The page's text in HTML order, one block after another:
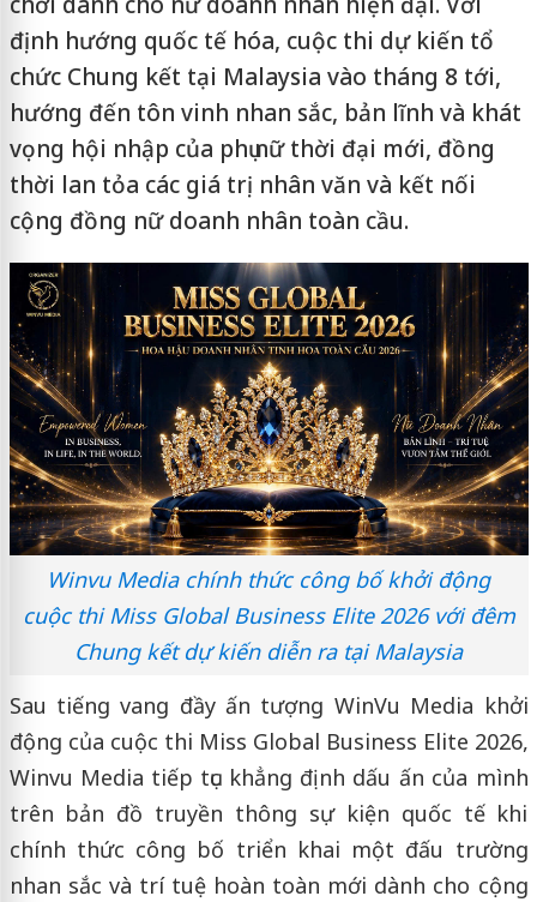
định hướng quốc tế hóa, cuộc thi dự kiến tổ
chức Chung kết tại Malaysia vào tháng 8 tới,
hướng đến tôn vinh nhan sắc, bản lĩnh và khát
vọng hội nhập của phụ nữ thời đại mới, đồng
thời lan tỏa các giá trị nhân văn và kết nối
cộng đồng nữ doanh nhân toàn cầu.
Winvu Media chính thức công bố khởi động
cuộc thi Miss Global Business Elite 2026 với đêm
Chung kết dự kiến diễn ra tại Malaysia
Sau tiếng vang đầy ấn tượng WinVu Media khởi
động của cuộc thi Miss Global Business Elite 2026,
Winvu Media tiếp tục khẳng định dấu ấn của mình
trên bản đồ truyền thông sự kiện quốc tế khi
chính thức công bố triển khai một đấu trường
nhan sắc và trí tuệ hoàn toàn mới dành cho cộng